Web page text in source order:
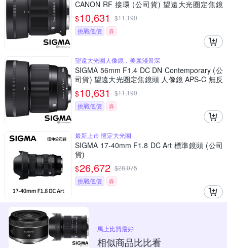
CANON RF 接環 (公司貨) 望遠大光圈定焦鏡
人像鏡 APS-C 無反微單眼專用鏡頭
$10,631 $11,190
挑戰低價
券
望遠大光圈人像鏡，美麗淺景深
SIGMA 56mm F1.4 DC DN Contemporary (公
司貨) 望遠大光圈定焦鏡頭 人像鏡 APS-C 無反
微單眼專用鏡頭
$10,631 $11,190
挑戰低價
券
最新上市 恆定大光圈
SIGMA 17-40mm F1.8 DC Art 標準鏡頭 (公司
貨)
$26,672 $28,075
挑戰低價
券
馬上比買最好
相似商品比比看